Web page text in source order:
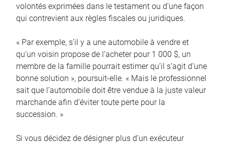
volontés exprimées dans le testament ou d’une façon
qui contrevient aux règles fiscales ou juridiques.
« Par exemple, s’il y a une automobile à vendre et
qu’un voisin propose de l’acheter pour 1 000 $, un
membre de la famille pourrait estimer qu’il s’agit d’une
bonne solution », poursuit-elle. « Mais le professionnel
sait que l’automobile doit être vendue à la juste valeur
marchande afin d’éviter toute perte pour la
succession. »
Si vous décidez de désigner plus d’un exécuteur